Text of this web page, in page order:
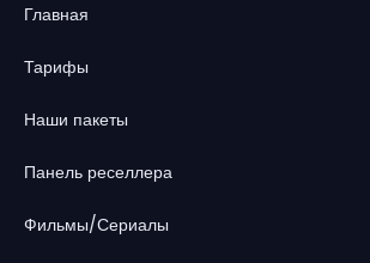
Главная
Тарифы
Наши пакеты
Панель реселлера
Фильмы/Сериалы